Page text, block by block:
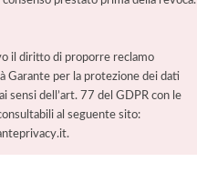
il diritto di proporre reclamo
Garante per la protezione dei dati
sensi dell’art. 77 del GDPR con le
al seguente sito: